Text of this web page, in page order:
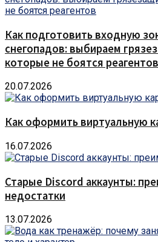
Как подготовить входную
снегопадов: выбираем
которые не боятся реагентов
20.07.2026
Как оформить виртуальную
16.07.2026
Старые Discord аккаунты:
недостатки
13.07.2026